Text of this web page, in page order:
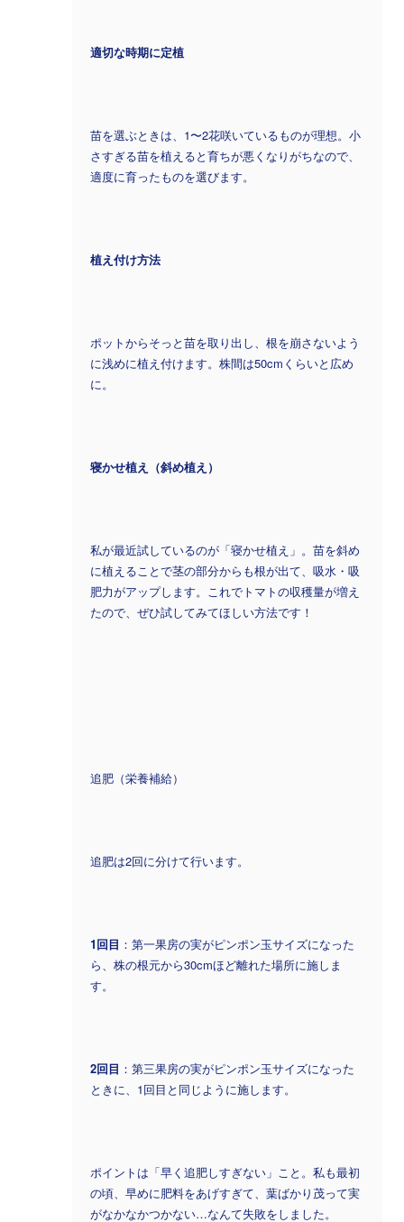
適切な時期に定植
苗を選ぶときは、1〜2花咲いているものが理想。小
さすぎる苗を植えると育ちが悪くなりがちなので、
適度に育ったものを選びます。
植え付け方法
ポットからそっと苗を取り出し、根を崩さないよう
に浅めに植え付けます。株間は50cmくらいと広め
に。
寝かせ植え（斜め植え）
私が最近試しているのが「寝かせ植え」。苗を斜め
に植えることで茎の部分からも根が出て、吸水・吸
肥力がアップします。これでトマトの収穫量が増え
たので、ぜひ試してみてほしい方法です！
追肥（栄養補給）
追肥は2回に分けて行います。
1回目 ：第一果房の実がピンポン玉サイズになった
ら、株の根元から30cmほど離れた場所に施しま
す。
2回目 ：第三果房の実がピンポン玉サイズになった
ときに、1回目と同じように施します。
ポイントは「早く追肥しすぎない」こと。私も最初
の頃、早めに肥料をあげすぎて、葉ばかり茂って実
がなかなかつかない…なんて失敗をしました。